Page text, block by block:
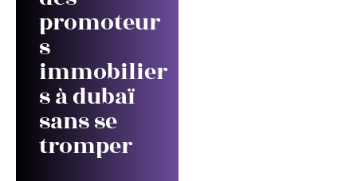
promoteur
s
immobilier
s à dubaï
sans se
tromper